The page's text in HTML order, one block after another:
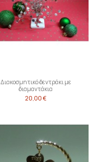
Διακοσμητικό δεντράκι με
διαμαντάκια
20,00 €